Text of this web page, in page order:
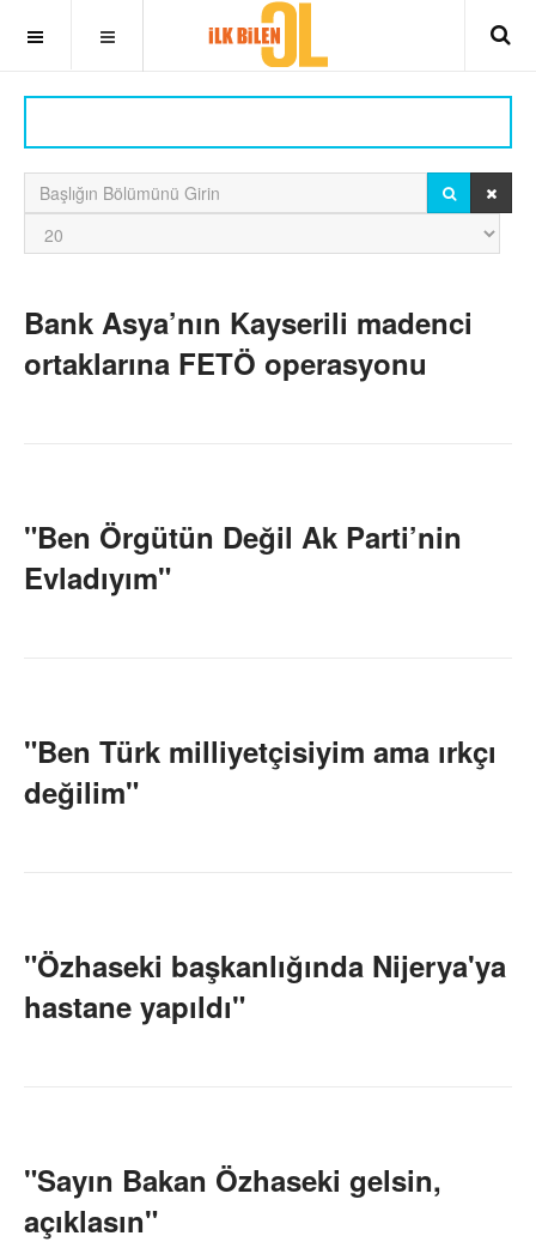
OFF CANVAS
Başlığın Bölümünü Girin ARAMA
Göster
#
Bank Asya’nın Kayserili madenci
ortaklarına FETÖ operasyonu
"Ben Örgütün Değil Ak Parti’nin
Evladıyım"
"Ben Türk milliyetçisiyim ama ırkçı
değilim"
"Özhaseki başkanlığında Nijerya'ya
hastane yapıldı"
"Sayın Bakan Özhaseki gelsin,
açıklasın"